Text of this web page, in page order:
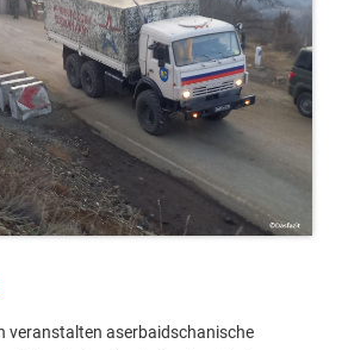
veranstalten aserbaidschanische